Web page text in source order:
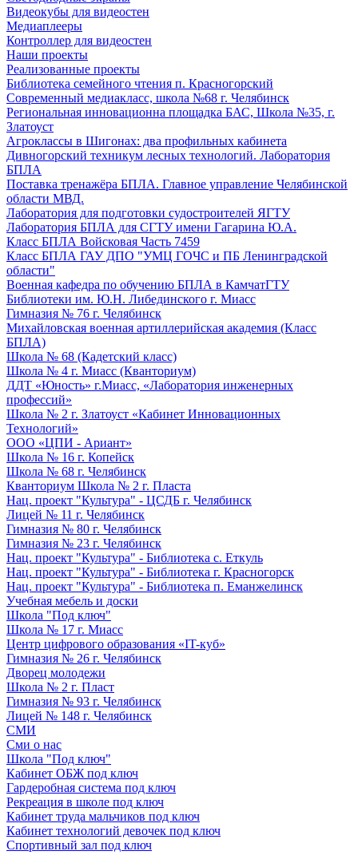
Видеокубы для видеостен
Медиаплееры
Контроллер для видеостен
Наши проекты
Реализованные проекты
Библиотека семейного чтения п. Красногорский
Современный медиакласс, школа №68 г. Челябинск
Региональная инновационна площадка БАС, Школа №35, г.
Златоуст
Агроклассы в Шигонах: два профильных кабинета
Дивногорский техникум лесных технологий. Лаборатория
БПЛА
Поставка тренажёра БПЛА. Главное управление Челябинской
области МВД.
Лаборатория для подготовки судостроителей ЯГТУ
Лаборатория БПЛА для СГТУ имени Гагарина Ю.А.
Класс БПЛА Войсковая Часть 7459
Класс БПЛА ГАУ ДПО "УМЦ ГОЧС и ПБ Ленинградской
области"
Военная кафедра по обучению БПЛА в КамчатГТУ
Библиотеки им. Ю.Н. Либединского г. Миасс
Гимназия № 76 г. Челябинск
Михайловская военная артиллерийская академия (Класс
БПЛА)
Школа № 68 (Кадетский класс)
Школа № 4 г. Миасс (Кванториум)
ДДТ «Юность» г.Миасс, «Лаборатория инженерных
профессий»
Школа № 2 г. Златоуст «Кабинет Инновационных
Технологий»
ООО «ЦПИ - Ариант»
Школа № 16 г. Копейск
Школа № 68 г. Челябинск
Кванториум Школа № 2 г. Пласта
Нац. проект "Культура" - ЦСДБ г. Челябинск
Лицей № 11 г. Челябинск
Гимназия № 80 г. Челябинск
Гимназия № 23 г. Челябинск
Нац. проект "Культура" - Библиотека с. Еткуль
Нац. проект "Культура" - Библиотека г. Красногорск
Нац. проект "Культура" - Библиотека п. Еманжелинск
Учебная мебель и доски
Школа "Под ключ"
Школа № 17 г. Миасс
Центр цифрового образования «IT-куб»
Гимназия № 26 г. Челябинск
Дворец молодежи
Школа № 2 г. Пласт
Гимназия № 93 г. Челябинск
Лицей № 148 г. Челябинск
СМИ
Сми о нас
Школа "Под ключ"
Кабинет ОБЖ под ключ
Гардеробная система под ключ
Рекреация в школе под ключ
Кабинет труда мальчиков под ключ
Кабинет технологий девочек под ключ
Спортивный зал под ключ